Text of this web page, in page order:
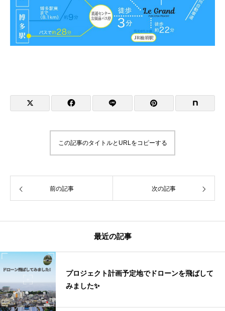
この記事のタイトルとURLをコピーする
前の記事 次の記事
最近の記事
プロジェクト計画予定地でドローンを飛ばして
みました✨